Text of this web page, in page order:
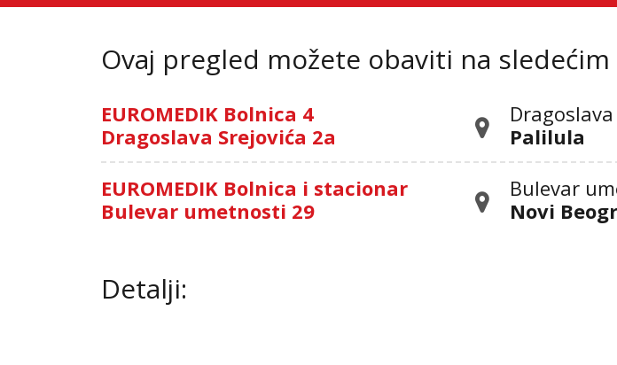
Ovaj pregled možete obaviti na sledećim
EUROMEDIK Bolnica 4
Dragoslava Srejovića 2a
Palilula
EUROMEDIK Bolnica i stacionar
Bulevar umetnosti 29
Bulevar
Novi
Detalji: